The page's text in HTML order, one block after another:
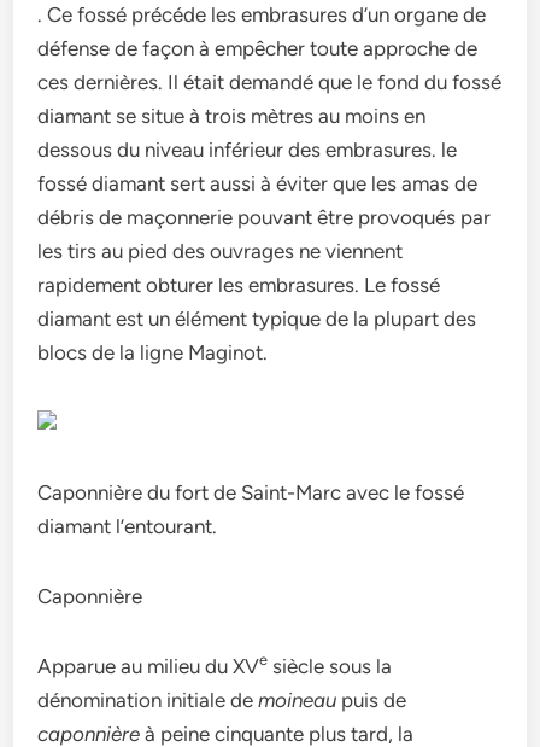
. Ce fossé précéde les embrasures d’un organe de
défense de façon à empêcher toute approche de
ces dernières. Il était demandé que le fond du fossé
diamant se situe à trois mètres au moins en
dessous du niveau inférieur des embrasures. le
fossé diamant sert aussi à éviter que les amas de
débris de maçonnerie pouvant être provoqués par
les tirs au pied des ouvrages ne viennent
rapidement obturer les embrasures. Le fossé
diamant est un élément typique de la plupart des
blocs de la ligne Maginot.
Caponnière du fort de Saint-Marc avec le fossé
diamant l’entourant.
Caponnière
Apparue au milieu du XVe siècle sous la
dénomination initiale demoineau puis de
caponnière à peine cinquante plus tard, la